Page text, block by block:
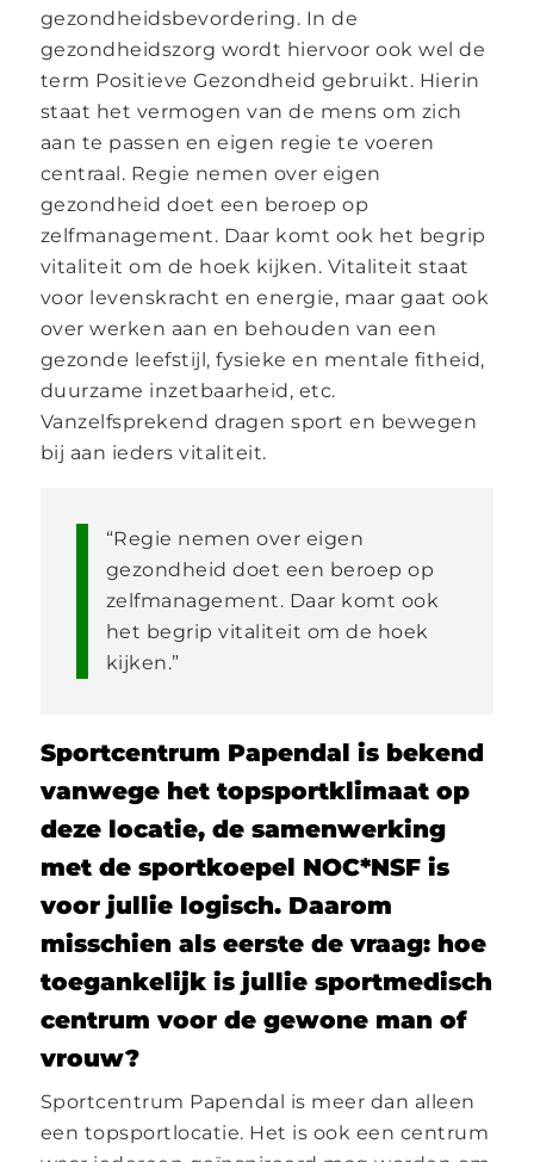
gezondheidsbevordering. In de
gezondheidszorg wordt hiervoor ook wel de
term Positieve Gezondheid gebruikt. Hierin
staat het vermogen van de mens om zich
aan te passen en eigen regie te voeren
centraal. Regie nemen over eigen
gezondheid doet een beroep op
zelfmanagement. Daar komt ook het begrip
vitaliteit om de hoek kijken. Vitaliteit staat
voor levenskracht en energie, maar gaat ook
over werken aan en behouden van een
gezonde leefstijl, fysieke en mentale fitheid,
duurzame inzetbaarheid, etc.
Vanzelfsprekend dragen sport en bewegen
bij aan ieders vitaliteit.
“Regie nemen over eigen
gezondheid doet een beroep op
zelfmanagement. Daar komt ook
het begrip vitaliteit om de hoek
kijken.”
Sportcentrum Papendal is bekend
vanwege het topsportklimaat op
deze locatie, de samenwerking
met de sportkoepel NOC*NSF is
voor jullie logisch. Daarom
misschien als eerste de vraag: hoe
toegankelijk is jullie sportmedisch
centrum voor de gewone man of
vrouw?
Sportcentrum Papendal is meer dan alleen
een topsportlocatie. Het is ook een centrum